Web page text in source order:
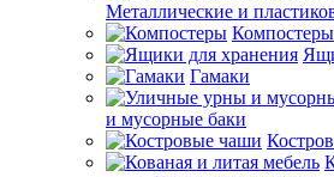
Металлические и
Компостеры
Гамаки
и мусорные баки